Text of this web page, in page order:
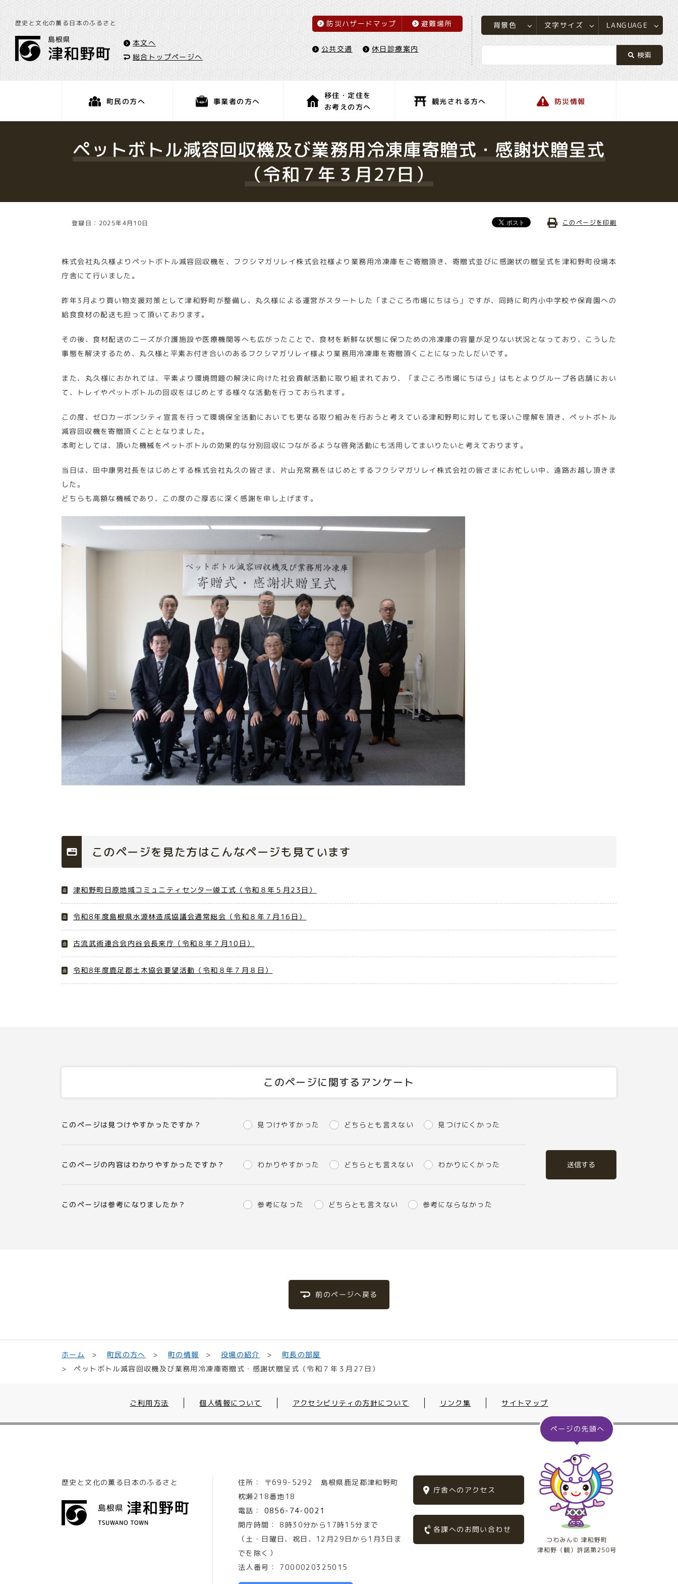
歴史と文化の薫る日本のふるさと
本文へ
総合トップページへ
防災ハザードマップ 避難場所
公共交通 休日診療案内
背景色 文字サイズ LANGUAGE
町民の方へ 事業者の方へ
移住・定住を
お考えの方へ
観光される方へ 防災情報
ペットボトル減容回収機及び業務用冷凍庫寄贈式・感謝状贈呈式
（令和７年３月27日）
登録日：2025年4月10日 このページを印刷
株式会社丸久様よりペットボトル減容回収機を、フクシマガリレイ株式会社様より業務用冷凍庫をご寄贈頂き、寄贈式並びに感謝状の贈呈式を津和野町役場本
庁舎にて行いました。
昨年3月より買い物支援対策として津和野町が整備し、丸久様による運営がスタートした「まごころ市場にちはら」ですが、同時に町内小中学校や保育園への
給食食材の配送も担って頂いております。
その後、食材配送のニーズが介護施設や医療機関等へも広がったことで、食材を新鮮な状態に保つための冷凍庫の容量が足りない状況となっており、こうした
事態を解決するため、丸久様と平素お付き合いのあるフクシマガリレイ様より業務用冷凍庫を寄贈頂くことになったしだいです。
また、丸久様におかれては、平素より環境問題の解決に向けた社会貢献活動に取り組まれており、「まごころ市場にちはら」はもとよりグループ各店舗におい
て、トレイやペットボトルの回収をはじめとする様々な活動を行っておられます。
この度、ゼロカーボンシティ宣言を行って環境保全活動においても更なる取り組みを行おうと考えている津和野町に対しても深いご理解を頂き、ペットボトル
減容回収機を寄贈頂くこととなりました。
本町としては、頂いた機械をペットボトルの効果的な分別回収につながるような啓発活動にも活用してまいりたいと考えております。
当日は、田中康男社長をはじめとする株式会社丸久の皆さま、片山充常務をはじめとするフクシマガリレイ株式会社の皆さまにお忙しい中、遠路お越し頂きま
した。
どちらも高額な機械であり、この度のご厚志に深く感謝を申し上げます。
このページを見た方はこんなページも見ています
津和野町日原地域コミュニティセンター竣工式（令和８年５月23日）
令和8年度島根県水源林造成協議会通常総会（令和８年７月16日）
古流武術連合会内谷会長来庁（令和８年７月10日）
令和8年度鹿足郡土木協会要望活動（令和８年７月８日）
このページに関するアンケート
このページは見つけやすかったですか？ 見つけやすかった どちらとも言えない 見つけにくかった
このページの内容はわかりやすかったですか？ わかりやすかった どちらとも言えない わかりにくかった
このページは参考になりましたか？ 参考になった どちらとも言えない 参考にならなかった
送信する
前のページへ戻る
ホーム 町民の方へ 町の情報 役場の紹介 町長の部屋
ペットボトル減容回収機及び業務用冷凍庫寄贈式・感謝状贈呈式（令和７年３月27日）
ご利用方法 個人情報について アクセシビリティの方針について リンク集 サイトマップ
歴史と文化の薫る日本のふるさと 住所： 〒699-5292 島根県鹿足郡津和野町
枕瀬218番地18
電話：
0856-74-0021
開庁時間：
8時30分から17時15分まで
（土・日曜日、祝日、12月29日から1月3日ま
でを除く）
法人番号：
7000020325015
庁舎へのアクセス
各課へのお問い合わせ